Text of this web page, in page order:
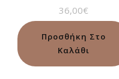
36,00€
Προσθήκη Στο
Καλάθι